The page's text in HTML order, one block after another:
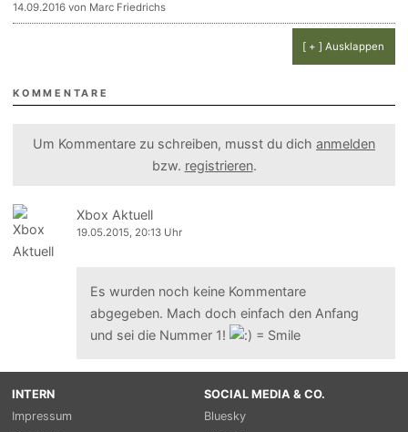
14.09.2016 von Marc Friedrichs
[ + ] Ausklappen
KOMMENTARE
Um Kommentare zu schreiben, musst du dich anmelden
bzw. registrieren.
Xbox Aktuell
19.05.2015, 20:13 Uhr
Es wurden noch keine Kommentare
abgegeben. Mach doch einfach den Anfang
und sei die Nummer 1!
INTERN
Impressum
SOCIAL MEDIA & CO.
Bluesky